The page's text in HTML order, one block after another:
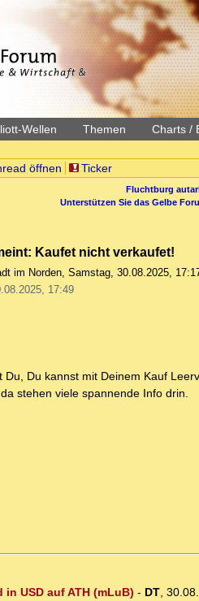
Wellen Themen Charts /
öffnen Ticker
Fluchtburg
Unterstützen Sie das Gelbe
Kaufet nicht verkaufet!
im Norden, Samstag, 30.08.2025,
17:49
Du, Du kannst mit Deinem Kauf
stehen viele spannende Info drin.
USD auf ATH (mLuB) - DT,